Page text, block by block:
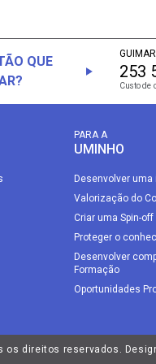
QUE
253
Custo de
PARA A
UMINHO
Desenvolver
Valorização do
Criar uma Spin-off
Proteger o
Desenvolver
Formação
Oportunidades
os direitos reservados.